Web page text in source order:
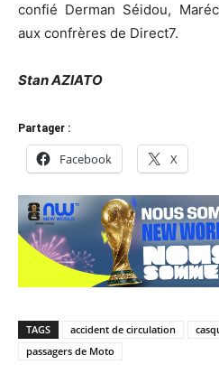
confié Derman Séidou,
aux confrères de Direct7.
Stan AZIATO
Partager :
Facebook X
TAGS accident de circulation
passagers de Moto